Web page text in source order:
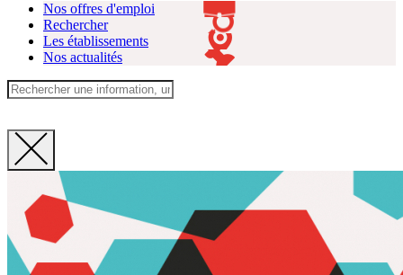
Nos offres d'emploi
Rechercher
Les établissements
Nos actualités
Fermer
recherche